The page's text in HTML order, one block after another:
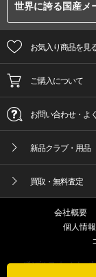
世界に誇る国産メ
お気入り商品を見
ご購入について
お問い合わせ・よ
新品クラブ・用品
買取・無料査定
会社概要
個人情
(株)ゴルフパートナー